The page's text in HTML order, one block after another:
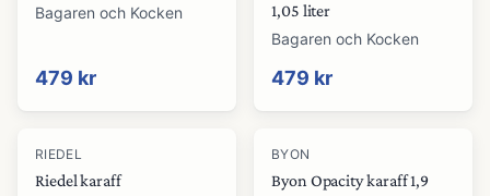
Bagaren och Kocken
479 kr
1,05 liter
Bagaren och Kocken
479 kr
RIEDEL
Riedel karaff
BYON
Byon Opacity karaff 1,9